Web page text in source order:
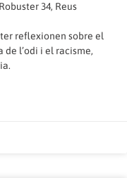
34, Reus
reflexionen sobre el
de l’odi i el racisme,